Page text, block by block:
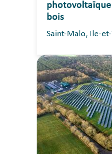
bois
Saint-Malo, Ile-